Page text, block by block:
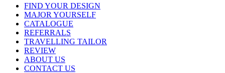
FIND YOUR DESIGN
MAJOR YOURSELF
CATALOGUE
REFERRALS
TRAVELLING TAILOR
REVIEW
ABOUT US
CONTACT US